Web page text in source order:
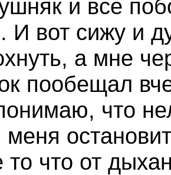
и все
И вот сижу и
а мне
пообещал
что
то что от